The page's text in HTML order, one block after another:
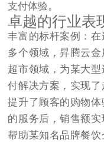
支付体验。​
卓越的行业表
丰富的标杆案例：
多个领域，昇腾云
超市领域，为某大
付解决方案，实现了
提升了顾客的购物
的服务后，销售额实
帮助某知名品牌餐